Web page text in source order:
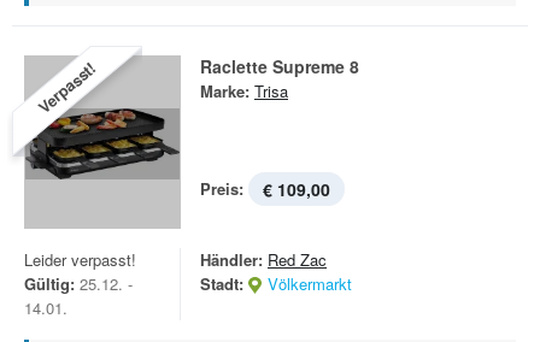
Verpasst! Raclette Supreme 8
Marke: Trisa
Preis: € 109,00
Leider verpasst!
Gültig: 25.12. -
14.01.
Händler: Red Zac
Stadt:
Völkermarkt